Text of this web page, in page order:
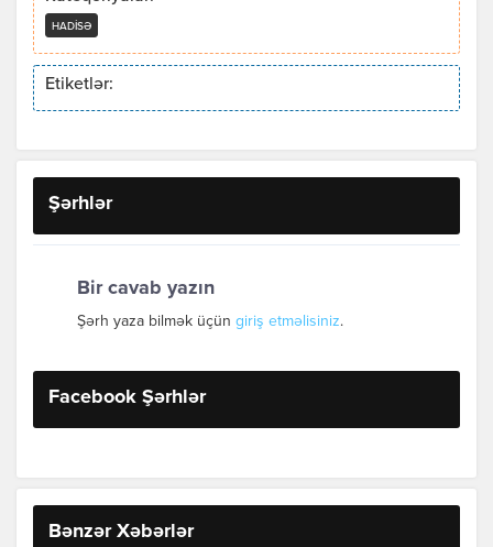
HADISƏ
Etiketlər:
Şərhlər
Bir cavab yazın
Şərh yaza bilmək üçün giriş etməlisiniz.
Facebook Şərhlər
Bənzər Xəbərlər